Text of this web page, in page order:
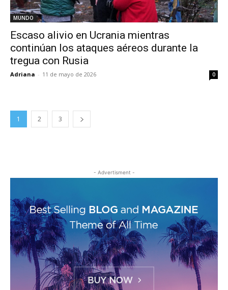
MUNDO
Escaso alivio en Ucrania mientras
continúan los ataques aéreos durante la
tregua con Rusia
Adriana - 11 de mayo de 2026 0
1 2 3
- Advertisment -